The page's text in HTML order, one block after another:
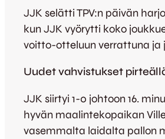
JJK selätti TPV:n päivän
kun JJK vyörytti koko
voitto-otteluun verrattuna ja
Uudet vahvistukset
JJK siirtyi 1-0 johtoon 16.
hyvän maalintekopaikan
vasemmalta laidalta pallon